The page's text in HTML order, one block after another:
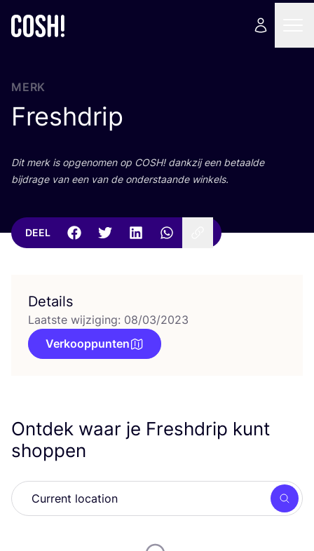
MERK
Freshdrip
Dit merk is opge­no­men op COSH! dank­zij een betaal­de
bij­dra­ge van een van de onder­staan­de winkels.
DEEL
Details
Laatste wijziging: 08/03/2023
Verkooppunten
Ontdek waar je Freshdrip kunt
shoppen
Zoek